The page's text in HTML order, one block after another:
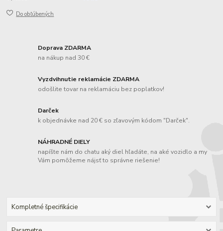
Do obľúbených
Doprava ZDARMA
na nákup nad 30 €
Vyzdvihnutie reklamácie ZDARMA
odošlite tovar na reklamáciu bez poplatkov!
Darček
k objednávke nad 20 € so zľavovým kódom "Darček".
NÁHRADNÉ DIELY
napíšte nám do chatu aký diel hľadáte, na aké vozidlo a my
Vám pomôžeme nájsť to správne riešenie!
Kompletné špecifikácie